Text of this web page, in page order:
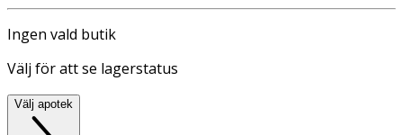
Ingen vald butik
Välj för att se lagerstatus
Välj apotek